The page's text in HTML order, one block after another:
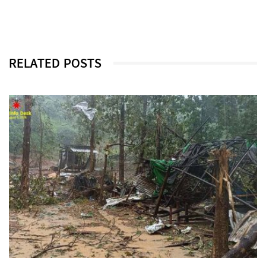
RELATED POSTS